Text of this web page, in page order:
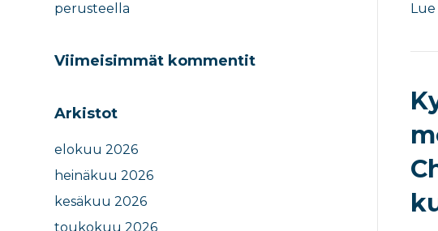
perusteella​
Viimeisimmät kommentit
Arkistot
elokuu 2026
heinäkuu 2026
kesäkuu 2026
toukokuu 2026
Lue